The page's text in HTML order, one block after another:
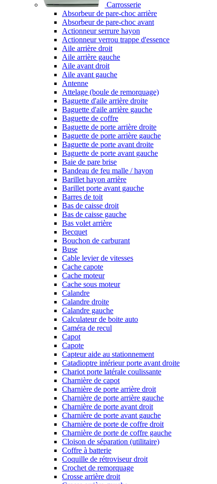
Carrosserie
Absorbeur de pare-choc arrière
Absorbeur de pare-choc avant
Actionneur serrure hayon
Actionneur verrou trappe d'essence
Aile arrière droit
Aile arrière gauche
Aile avant droit
Aile avant gauche
Antenne
Attelage (boule de remorquage)
Baguette d'aile arrière droite
Baguette d'aile arrière gauche
Baguette de coffre
Baguette de porte arrière droite
Baguette de porte arrière gauche
Baguette de porte avant droite
Baguette de porte avant gauche
Baie de pare brise
Bandeau de feu malle / hayon
Barillet hayon arrière
Barillet porte avant gauche
Barres de toit
Bas de caisse droit
Bas de caisse gauche
Bas volet arrière
Becquet
Bouchon de carburant
Buse
Cable levier de vitesses
Cache capote
Cache moteur
Cache sous moteur
Calandre
Calandre droite
Calandre gauche
Calculateur de boite auto
Caméra de recul
Capot
Capote
Capteur aide au stationnement
Catadioptre intérieur porte avant droite
Chariot porte latérale coulissante
Charnière de capot
Charnière de porte arrière droit
Charnière de porte arrière gauche
Charnière de porte avant droit
Charnière de porte avant gauche
Charnière de porte de coffre droit
Charnière de porte de coffre gauche
Cloison de séparation (utilitaire)
Coffre à batterie
Coquille de rétroviseur droit
Crochet de remorquage
Crosse arrière droit